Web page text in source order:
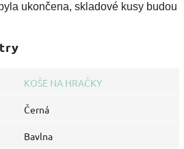
ukončena, skladové kusy budou
KOŠE NA HRAČKY
Černá
Bavlna